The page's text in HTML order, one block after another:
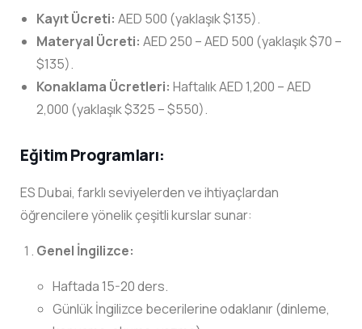
Kayıt Ücreti: AED 500 (yaklaşık $135).
Materyal Ücreti: AED 250 – AED 500 (yaklaşık $70 –
$135).
Konaklama Ücretleri: Haftalık AED 1,200 – AED
2,000 (yaklaşık $325 – $550).
Eğitim Programları:
ES Dubai, farklı seviyelerden ve ihtiyaçlardan
öğrencilere yönelik çeşitli kurslar sunar:
Genel İngilizce:
Haftada 15-20 ders.
Günlük İngilizce becerilerine odaklanır (dinleme,